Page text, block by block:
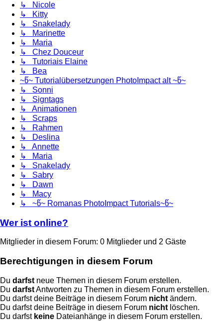
↳ Nicole
↳ Kitty
↳ Snakelady
↳ Marinette
↳ Maria
↳ Chez Douceur
↳ Tutoriais Elaine
↳ Bea
~წ~ Tutorialübersetzungen PhotoImpact alt ~წ~
↳ Sonni
↳ Signtags
↳ Animationen
↳ Scraps
↳ Rahmen
↳ Deslina
↳ Annette
↳ Maria
↳ Snakelady
↳ Sabry
↳ Dawn
↳ Macy
↳ ~წ~ Romanas PhotoImpact Tutorials~წ~
Wer ist online?
Mitglieder in diesem Forum: 0 Mitglieder und 2 Gäste
Berechtigungen in diesem Forum
Du darfst neue Themen in diesem Forum erstellen.
Du darfstAntworten zu Themen in diesem Forum erstellen.
Du darfst deine Beiträge in diesem Forum nicht ändern.
Du darfst deine Beiträge in diesem Forum nicht löschen.
Du darfst keine Dateianhänge in diesem Forum erstellen.